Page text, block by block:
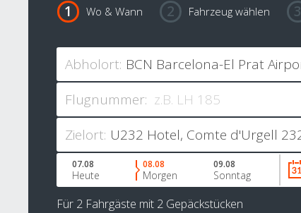
Wo & Wann Fahrzeug wählen
Abholort:
Flugnummer:
Zielort:
07.08
Heute
08.08
Morgen
09.08
Sonntag
Für 2 Fahrgäste mit 2 Gepäckstücken